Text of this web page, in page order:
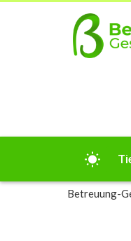
wb_sunny
Betreuung-